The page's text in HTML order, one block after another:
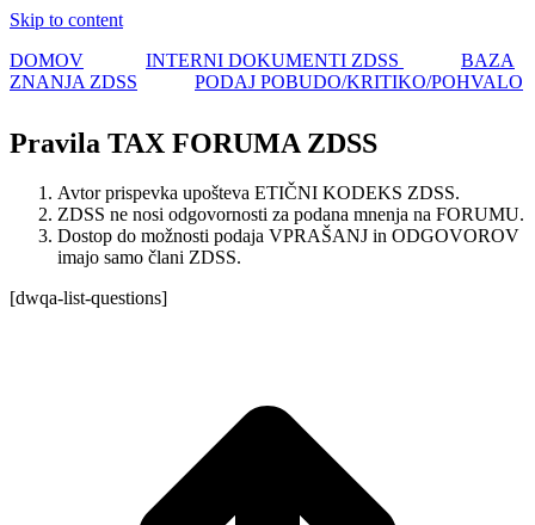
Skip to content
DOMOV
INTERNI DOKUMENTI ZDSS
BAZA
ZNANJA ZDSS
PODAJ POBUDO/KRITIKO/POHVALO
Pravila TAX FORUMA ZDSS
Avtor prispevka upošteva ETIČNI KODEKS ZDSS.
ZDSS ne nosi odgovornosti za podana mnenja na FORUMU.
Dostop do možnosti podaja VPRAŠANJ in ODGOVOROV
imajo samo člani ZDSS.
[dwqa-list-questions]